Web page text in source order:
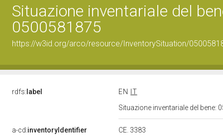
Situazione inventariale del
0500581875
https://w3id.org/arco/resource/InventorySituation/
rdfs: label EN
IT
Situazione inventariale del bene:
a-cd:inventoryIdentifier CE. 3383